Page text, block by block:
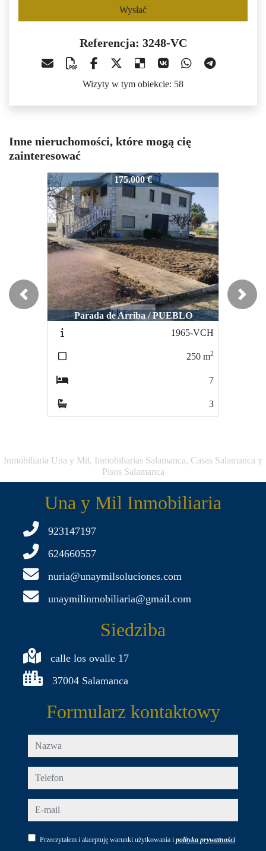
Wysłać
Referencja: 3248-VC
Wizyty w tym obiekcie: 58
Inne nieruchomości, które mogą cię
zainteresować
3248-VC
175.000 €
Parada de Arriba / PUEBLO
1965-VCH
m2
3248-VC 176.000 €
Villares de la Reina / PUEBLO
Previous Next
Inmobiliaria Una y Mil, Inmobiliarias Salamanca, Casas Salamanca y
Pisos Salamanca
Una y Mil Inmobiliaria
923147197
624660557
nuria@unaymilsoluciones.com
unaymilinmobiliaria@gmail.com
Siedziba
calle los ovalle 17
37004 Salamanca
Formularz kontaktowy
nazwa
telefon
e-mail
Przeczytałem i akceptuję warunki użytkowania i polityka prywatności